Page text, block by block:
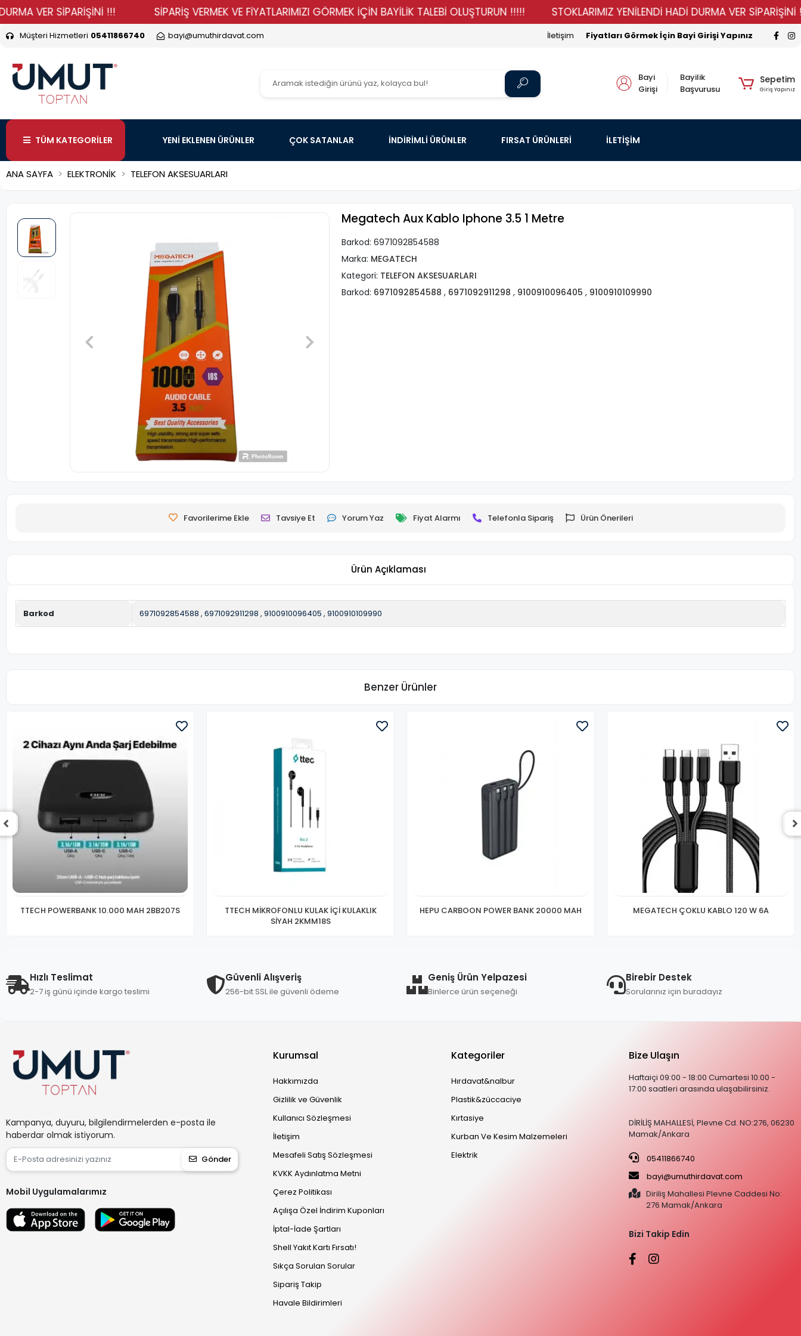
VER SİPARİŞİNİ !!! SİPARİŞ VERMEK VE FİYATLARIMIZI GÖRMEK İÇİN BAYİLİK TALEBİ OLUŞTURUN !!!!! STOKLARIMIZ YENİLENDİ HADİ DURMA VER SİPARİŞİNİ !!!
Müşteri Hizmetleri 05411866740 bayi@umuthirdavat.com Fiyatları Görmek İçin Bayi Girişi Yapınız
İletişim
Bayi
Girişi
Bayilik
Başvurusu
Sepetim
Giriş Yapınız
TÜM KATEGORİLER YENİ EKLENEN ÜRÜNLER ÇOK SATANLAR İNDİRİMLİ ÜRÜNLER FIRSAT ÜRÜNLERİ İLETİŞİM
ANA SAYFA ELEKTRONİK TELEFON AKSESUARLARI
Megatech Aux Kablo Iphone 3.5 1 Metre
Barkod: 6971092854588
Marka: MEGATECH
Kategori: TELEFON AKSESUARLARI
Barkod: 6971092854588 , 6971092911298 , 9100910096405 , 9100910109990
Favorilerime Ekle Tavsiye Et Yorum Yaz Fiyat Alarmı Telefonla Sipariş Ürün Önerileri
Ürün Açıklaması
Barkod 6971092854588 , 6971092911298 , 9100910096405 , 9100910109990
Benzer Ürünler
TTECH POWERBANK 10.000 MAH 2BB207S
TTECH MİKROFONLU KULAK İÇİ KULAKLIK
SİYAH 2KMM18S
HEPU CARBOON POWER BANK 20000 MAH MEGATECH ÇOKLU KABLO 120 W 6A
Hızlı Teslimat
2-7 iş günü içinde kargo teslimi
Güvenli Alışveriş
256-bit SSL ile güvenli ödeme
Geniş Ürün Yelpazesi
Binlerce ürün seçeneği
Birebir Destek
Sorularınız için buradayız
Kampanya, duyuru, bilgilendirmelerden e-posta ile
haberdar olmak istiyorum.
Gönder
Mobil Uygulamalarımız
Kurumsal
Hakkımızda
Gizlilik ve Güvenlik
Kullanıcı Sözleşmesi
İletişim
Mesafeli Satış Sözleşmesi
KVKK Aydınlatma Metni
Çerez Politikası
Açılışa Özel İndirim Kuponları
İptal-İade Şartları
Shell Yakıt Kartı Fırsatı!
Sıkça Sorulan Sorular
Sipariş Takip
Havale Bildirimleri
Kategoriler
Hırdavat&nalbur
Plastik&züccaciye
Kırtasiye
Kurban Ve Kesim Malzemeleri
Elektrik
Bize Ulaşın
Haftaiçi 09:00 - 18:00 Cumartesi 10:00 -
17:00 saatleri arasında ulaşabilirsiniz.
DİRİLİŞ MAHALLESİ, Plevne Cd. NO:276, 06230
Mamak/Ankara
05411866740
bayi@umuthirdavat.com
Diriliş Mahallesi Plevne Caddesi No:
276 Mamak/Ankara
Bizi Takip Edin